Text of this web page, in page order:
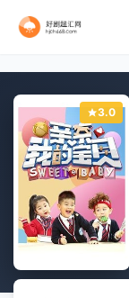
3.0
更新至第20260806期
第1集
连载中 连载到2期
第4期
20260801第4期
第1集
第7集
已完结
更新至第04集
第8集完结